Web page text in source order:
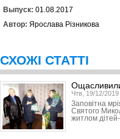
Выпуск: 01.08.2017
Автор: Ярослава Різникова
СХОЖІ СТАТТІ
Чтв, 19/12/
Заповітна
Святого
житлом дітей-